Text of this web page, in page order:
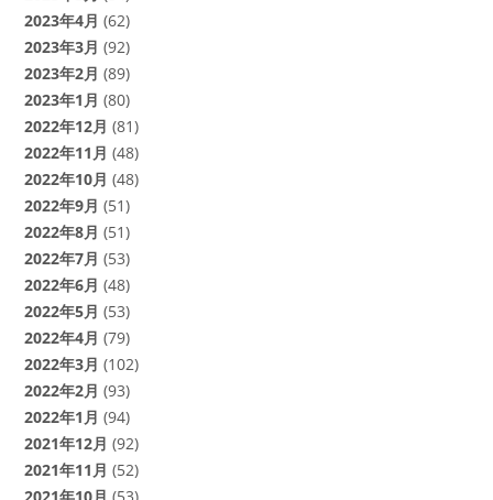
2023年4月 (62)
2023年3月 (92)
2023年2月 (89)
2023年1月 (80)
2022年12月 (81)
2022年11月 (48)
2022年10月 (48)
2022年9月 (51)
2022年8月 (51)
2022年7月 (53)
2022年6月 (48)
2022年5月 (53)
2022年4月 (79)
2022年3月 (102)
2022年2月 (93)
2022年1月 (94)
2021年12月 (92)
2021年11月 (52)